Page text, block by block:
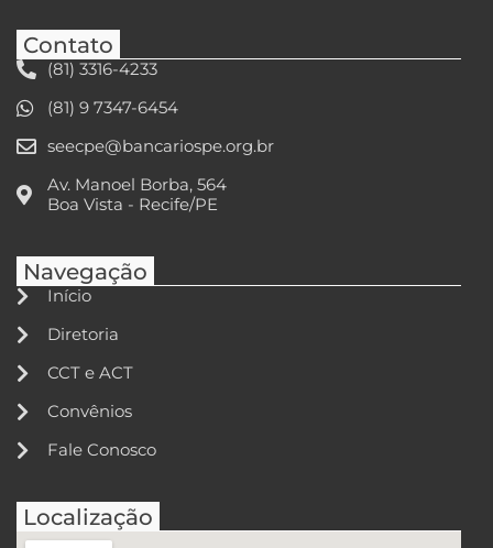
Contato
(81) 3316-4233
(81) 9 7347-6454
seecpe@bancariospe.org.br
Av. Manoel Borba, 564
Boa Vista - Recife/PE
Navegação
Início
Diretoria
CCT e ACT
Convênios
Fale Conosco
Localização